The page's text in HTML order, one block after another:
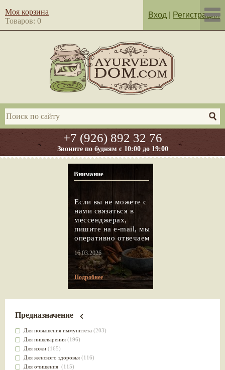
+7 (926) 892 32 76
Звоните по будням с 10:00 до 19:00
Моя корзина
Товаров: 0
Вход Регистрация
Внимание
Если вы не можете с
нами связаться в
мессенджерах,
пишите на e-mail, мы
оперативно отвечаем
16.03.2026
Подробнее
Предназначение
Для повышения иммунитета (203)
Для пищеварения (196)
Для кожи (165)
Для женского здоровья (116)
Для очищения (115)